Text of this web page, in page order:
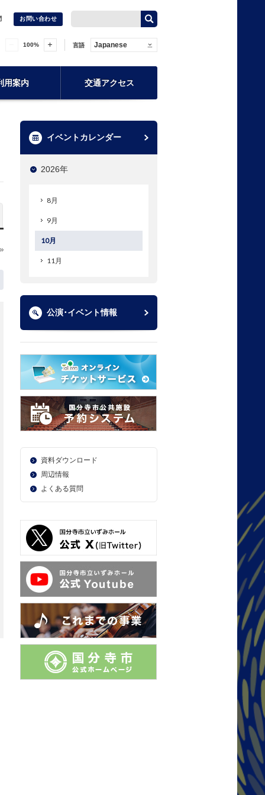
お問い合わせ
100% 言語 Japanese
用案内 交通アクセス
イベントカレンダー
2026年
8月
9月
10月
11月
公演･イベント情報
資料ダウンロード
周辺情報
よくある質問